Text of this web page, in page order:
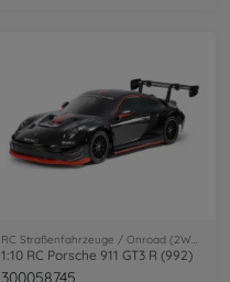
RC Straßenfahrzeuge / Onroad (2WD/4WD)
1:10 RC Porsche 911 GT3 R (992)
300058745